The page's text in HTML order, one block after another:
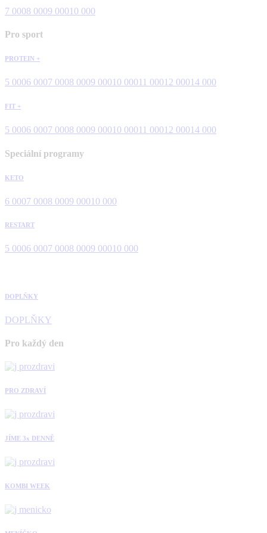
7 0008 0009 00010 000
Pro sport
PROTEIN +
5 0006 0007 0008 0009 00010 00011 00012 00014 000
FIT +
5 0006 0007 0008 0009 00010 00011 00012 00014 000
Speciální programy
KETO
6 0007 0008 0009 00010 000
RESTART
5 0006 0007 0008 0009 00010 000
DOPLŇKY
DOPLŇKY
Pro každý den
PRO ZDRAVÍ
JÍME 3x DENNĚ
KOMBI WEEK